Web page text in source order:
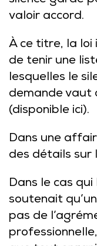
valoir accord.
À ce titre, la loi
de tenir une
lesquelles le
demande vaut
(disponible ici).
Dans une
des détails sur
Dans le cas
soutenait
pas de